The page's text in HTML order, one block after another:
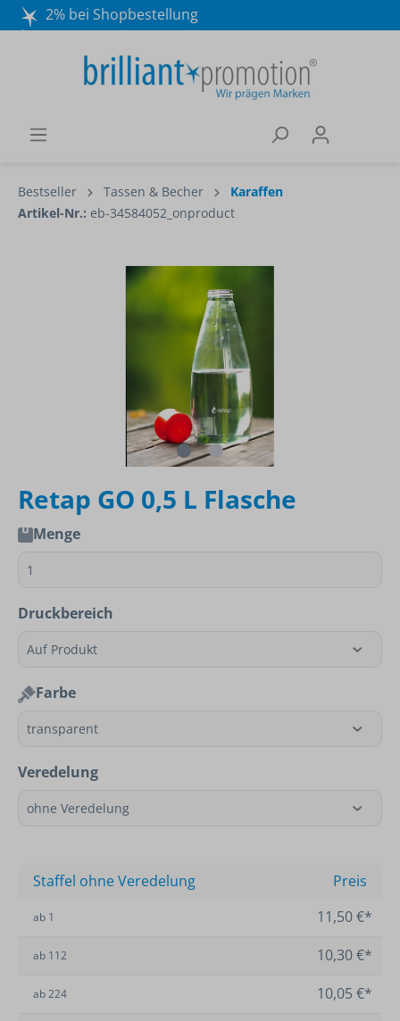
2% bei Shopbestellung
Wir beraten Sie gerne:
040 / 570 18 25 70
Bestseller Tassen & Becher
Karaffen
Artikel-Nr.: eb-34584052_onproduct
Retap GO 0,5 L Flasche
Menge
Druckbereich
Farbe
Veredelung
Staffel ohne Veredelung Preis
ab 1 11,50 €*
ab 112 10,30 €*
ab224 10,05 €*